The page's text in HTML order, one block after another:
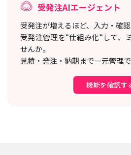
受発注AIエージェント
受発注が増えるほど、入力・確
受発注管理を“仕組み化“して、
せんか。
見積・発注・納期まで一元管理で
機能を確認す